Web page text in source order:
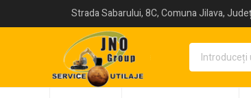
Strada Sabarului, 8C, Comuna Jilava,